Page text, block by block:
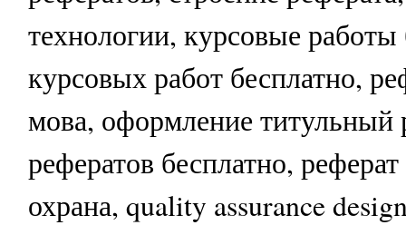
технологии, курсовые работы
курсовых работ бесплатно,
мова, оформление титульный
рефератов бесплатно,
охрана, quality assurance